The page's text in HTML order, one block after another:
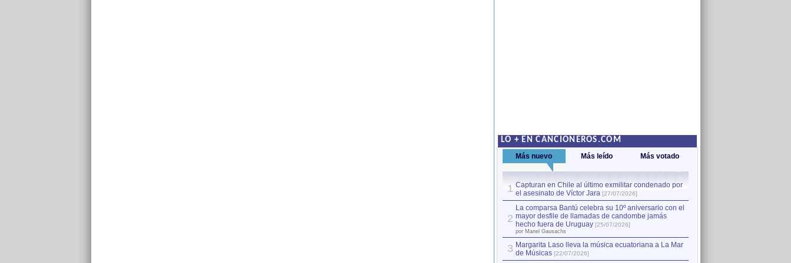
LO + EN CANCIONEROS.COM
Más nuevo Más leído Más votado
1 Capturan en Chile al último exmilitar condenado por
el asesinato de Víctor Jara [27/07/2026]
2
La comparsa Bantú celebra su 10º aniversario con el
mayor desfile de llamadas de candombe jamás
hecho fuera de Uruguay [25/07/2026]
por Manel Gausachs
3 Margarita Laso lleva la música ecuatoriana a La Mar
de Músicas [22/07/2026]